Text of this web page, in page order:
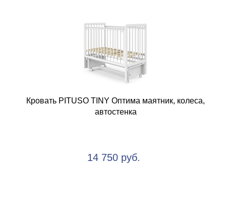
Кровать PITUSO TINY Оптима маятник, колеса,
автостенка
14 750 руб.